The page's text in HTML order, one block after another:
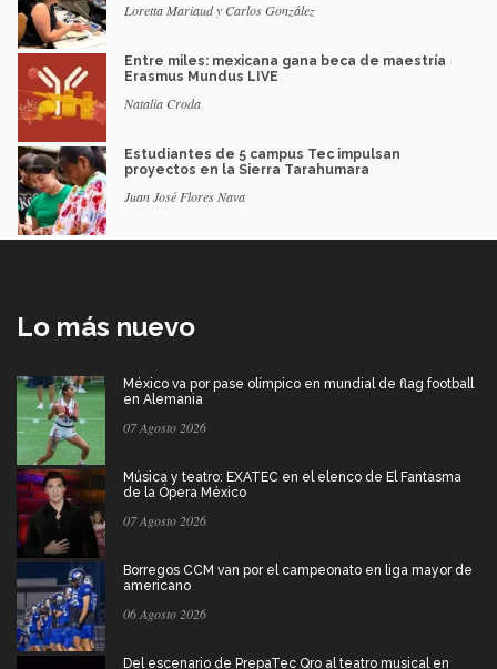
Loretta Mariaud y Carlos González
Entre miles: mexicana gana beca de maestría
Erasmus Mundus LIVE
Natalia Croda
Estudiantes de 5 campus Tec impulsan
proyectos en la Sierra Tarahumara
Juan José Flores Nava
Lo más nuevo
México va por pase olímpico en mundial de flag football
en Alemania
07 Agosto 2026
Música y teatro: EXATEC en el elenco de El Fantasma
de la Ópera México
07 Agosto 2026
Borregos CCM van por el campeonato en liga mayor de
americano
06 Agosto 2026
Del escenario de PrepaTec Qro al teatro musical en